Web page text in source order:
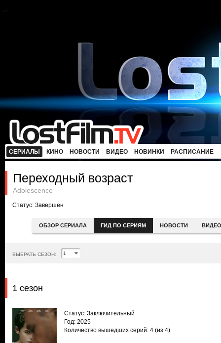
СЕРИАЛЫ КИНО НОВОСТИ ВИДЕО НОВИНКИ РАСПИСАНИЕ
Переходный возраст
Adolescence
Статус: Завершен
ОБЗОР СЕРИАЛА ГИД ПО СЕРИЯМ НОВОСТИ ВИДЕО
ВЫБРАТЬ СЕЗОН:
1 сезон
Статус: Заключительный
Год: 2025
Количество вышедших серий: 4 (из 4)